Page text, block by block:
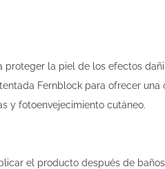
la piel de los efectos
Fernblock para ofrecer
y fotoenvejecimiento cutáneo.
el producto después de